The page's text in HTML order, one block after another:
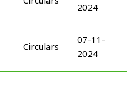
2024
Circulars
07-11-
2024